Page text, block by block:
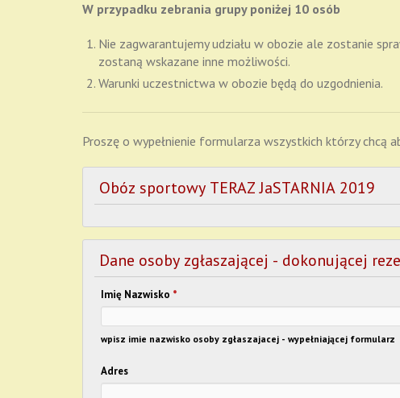
W przypadku zebrania grupy poniżej 10 osób
Nie zagwarantujemy udziału w obozie ale zostanie
zostaną wskazane inne możliwości.
Warunki uczestnictwa w obozie będą do uzgodnienia.
Proszę o wypełnienie formularza wszystkich którzy chcą
Obóz sportowy TERAZ JaSTARNIA 2019
Dane osoby zgłaszającej - dokonującej
Imię Nazwisko *
wpisz imie nazwisko osoby zgłaszajacej - wypełniającej formularz
Adres